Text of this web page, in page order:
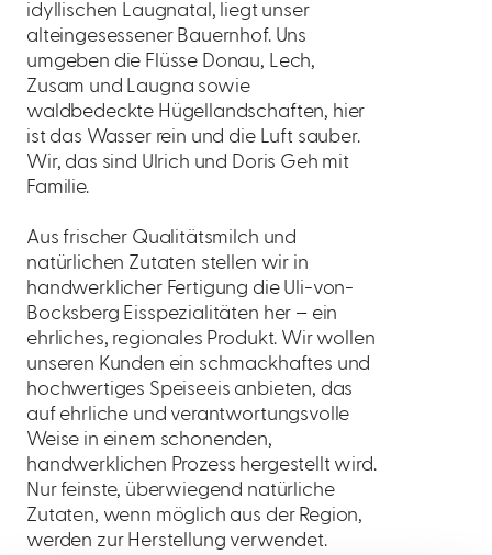
idyllischen Laugnatal, liegt unser
alteingesessener Bauernhof. Uns
umgeben die Flüsse Donau, Lech,
Zusam und Laugna sowie
waldbedeckte Hügellandschaften, hier
ist das Wasser rein und die Luft sauber.
Wir, das sind Ulrich und Doris Geh mit
Familie.
Aus frischer Qualitätsmilch und
natürlichen Zutaten stellen wir in
handwerklicher Fertigung die Uli-von-
Bocksberg Eisspezialitäten her – ein
ehrliches, regionales Produkt. Wir wollen
unseren Kunden ein schmackhaftes und
hochwertiges Speiseeis anbieten, das
auf ehrliche und verantwortungsvolle
Weise in einem schonenden,
handwerklichen Prozess hergestellt wird.
Nur feinste, überwiegend natürliche
Zutaten, wenn möglich aus der Region,
werden zur Herstellung verwendet.